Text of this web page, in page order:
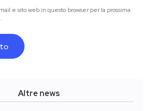
e sito web in questo browser per la prossima
Altre news